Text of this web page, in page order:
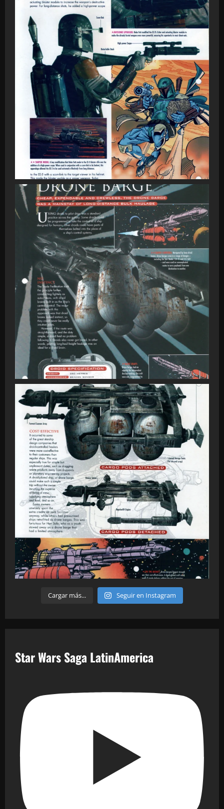
Cargar más... Seguir en Instagram
Star Wars Saga LatinAmerica